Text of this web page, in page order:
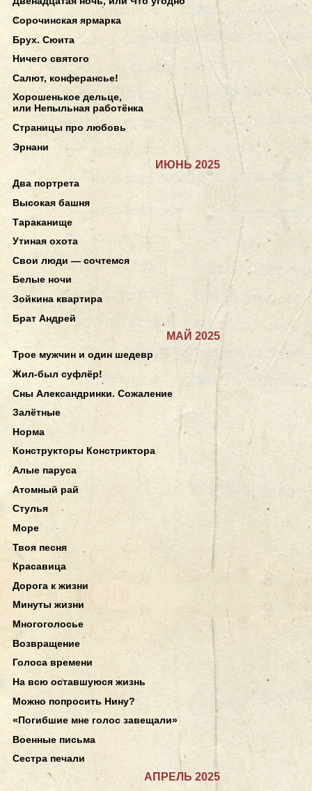
Сорочинская ярмарка
Брух. Сюита
Ничего святого
Салют, конферансье!
Хорошенькое дельце,
или Непыльная работёнка
Страницы про любовь
Эрнани
ИЮНЬ 2025
Два портрета
Высокая башня
Тараканище
Утиная охота
Свои люди — сочтемся
Белые ночи
Зойкина квартира
Брат Андрей
МАЙ 2025
Трое мужчин и один шедевр
Жил-был суфлёр!
Сны Александринки. Сожаление
Залётные
Норма
Конструкторы Констриктора
Алые паруса
Атомный рай
Стулья
Море
Твоя песня
Красавица
Дорога к жизни
Минуты жизни
Многоголосье
Возвращение
Голоса времени
На всю оставшуюся жизнь
Можно попросить Нину?
«Погибшие мне голос завещали»
Военные письма
Сестра печали
АПРЕЛЬ 2025